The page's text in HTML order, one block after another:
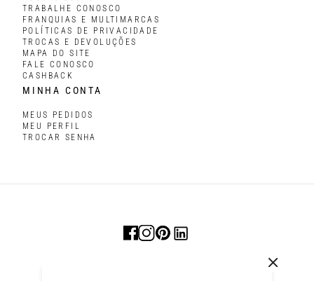
TRABALHE CONOSCO
FRANQUIAS E MULTIMARCAS
POLÍTICAS DE PRIVACIDADE
TROCAS E DEVOLUÇÕES
MAPA DO SITE
FALE CONOSCO
CASHBACK
MINHA CONTA
MEUS PEDIDOS
MEU PERFIL
TROCAR SENHA